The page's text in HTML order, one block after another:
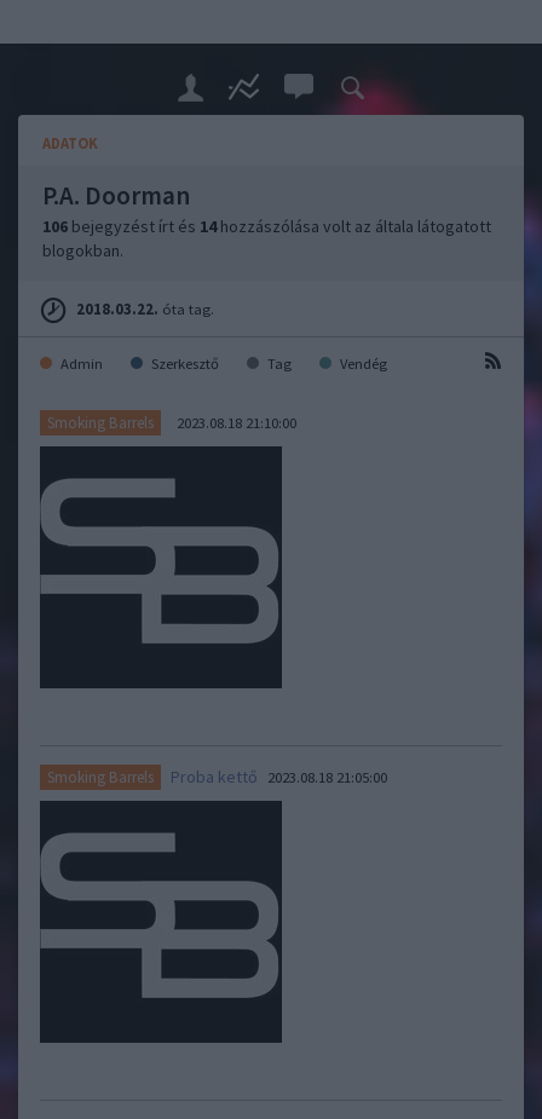
ADATOK
P.A. Doorman
106 bejegyzést írt és 14hozzászólása volt az általa látogatott
blogokban.
2018.03.22. óta tag.
Admin Szerkesztő Tag Vendég
Smoking Barrels 2023.08.18 21:10:00
Smoking Barrels Proba kettő 2023.08.18 21:05:00